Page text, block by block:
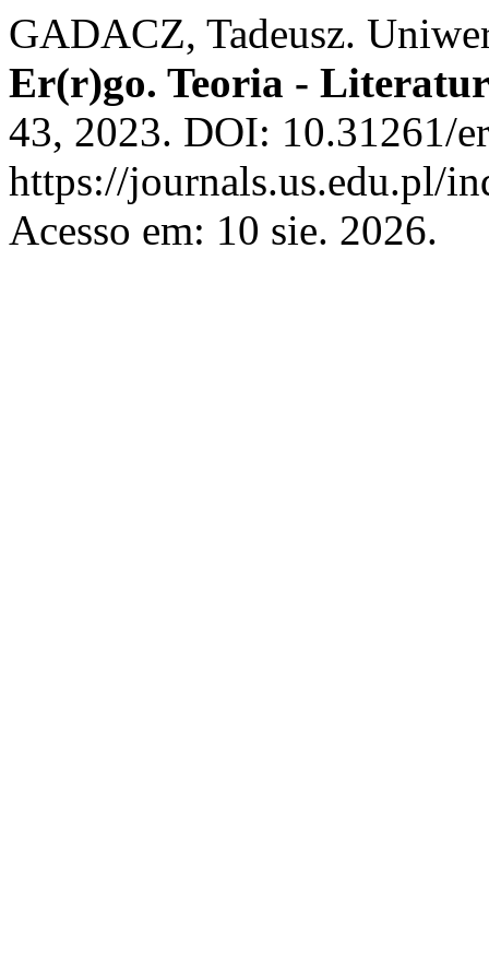
GADACZ, Tadeusz.
Er(r)go. Teoria -
43, 2023. DOI: 10.31261/
https://journals.us.edu.pl/
Acesso em: 10 sie. 2026.